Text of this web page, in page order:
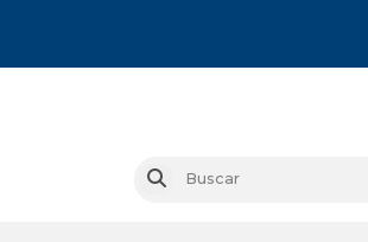
Buscar